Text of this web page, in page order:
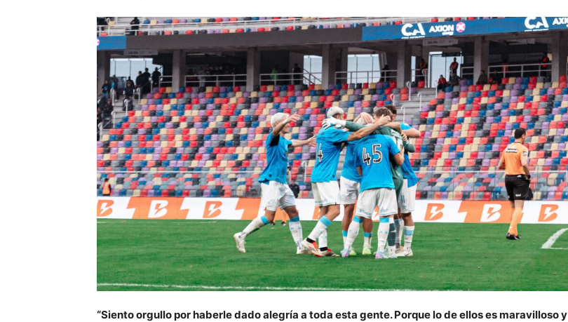
“Siento orgullo por haberle dado alegría a toda esta gente. Porque lo de ellos es maravilloso y